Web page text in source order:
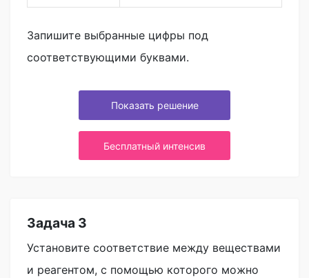
Запишите выбранные цифры под
соответствующими буквами.
Показать решение
Бесплатный интенсив
Задача 3
Установите соответствие между веществами
и реагентом, с помощью которого можно